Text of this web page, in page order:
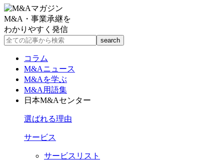
M&A・事業承継を
わかりやすく発信
コラム
M&Aニュース
M&Aを学ぶ
M&A用語集
日本M&Aセンター
選ばれる理由
サービス
サービスリスト